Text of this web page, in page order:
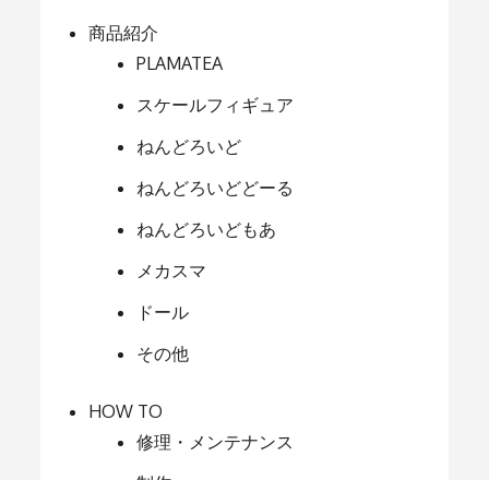
商品紹介
PLAMATEA
スケールフィギュア
ねんどろいど
ねんどろいどどーる
ねんどろいどもあ
メカスマ
ドール
その他
HOW TO
修理・メンテナンス